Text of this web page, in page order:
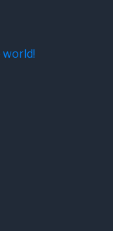
world!